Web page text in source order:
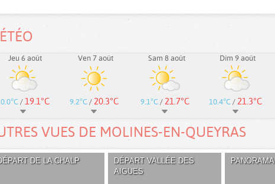
Jeu 6 août
/ 19.1°C
Ven 7 août
9.2°C/ 20.3°C
Sam 8 août
9.1°C/ 21.7°C
Dim 9 août
10.4°C / 21.3°C
VUES DE MOLINES-EN-QUEYRAS
DE LA CHALP
DÉPART VALLÉE DES
AIGUES
PANORAMA